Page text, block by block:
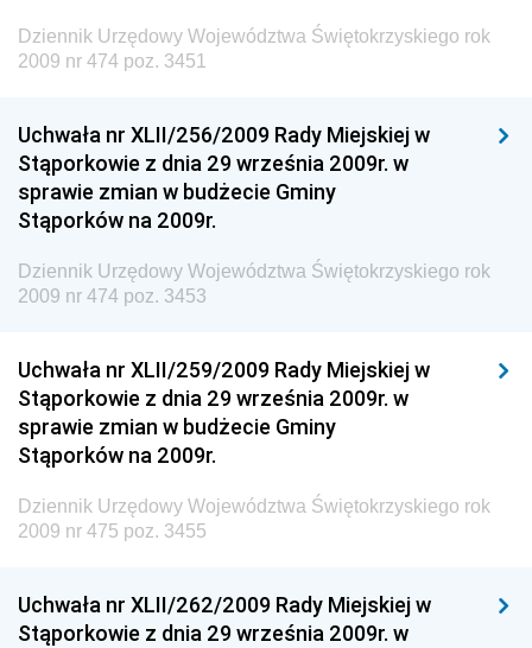
Dziennik Urzędowy Unii Europejskiej, L
Dziennik Urzędowy Ministerstwa Komunikacji
Chemicznego i Lekkiego
Dziennik Urzędowy Ministerstwa Rolnictwa i
Gospodarki Żywnościowej
Społecznej
Dziennik Urzędowy Ministra Cyfryzacji
Dziennik Urzędowy Ministra Infrastruktury i
Budownictwa
Dziennik Urzędowy Ministra Gospodarki Morskiej i
Dziennik Urzędowy Ministra Energii
Dziennik Urzędowy Ministra Sprawiedliwości
Dziennik Urzędowy Województwa Świętokrzyskiego rok
2009 nr 474 poz. 3451
Uchwała nr XLII/256/2009 Rady Miejskiej w
Stąporkowie z dnia 29 września 2009r. w
sprawie zmian w budżecie Gminy
Stąporków na 2009r.
Dziennik Urzędowy Województwa Świętokrzyskiego rok
2009 nr 474 poz. 3453
Uchwała nr XLII/259/2009 Rady Miejskiej w
Stąporkowie z dnia 29 września 2009r. w
sprawie zmian w budżecie Gminy
Stąporków na 2009r.
Dziennik Urzędowy Województwa Świętokrzyskiego rok
2009 nr 475 poz. 3455
Uchwała nr XLII/262/2009 Rady Miejskiej w
Stąporkowie z dnia 29 września 2009r. w